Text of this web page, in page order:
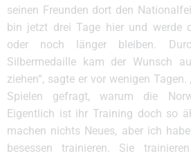
seinen Freunden dort den
bin jetzt drei Tage hier und werde
oder noch länger bleiben.
Silbermedaille kam der Wunsch
ziehen“, sagte er vor wenigen
Spielen gefragt, warum die
Eigentlich ist ihr Training doch so
machen nichts Neues, aber ich
besessen trainieren. Sie